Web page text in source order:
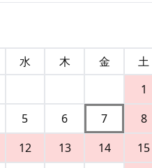
水 木 金
土
1
5 6 7
8
12 13 14
15